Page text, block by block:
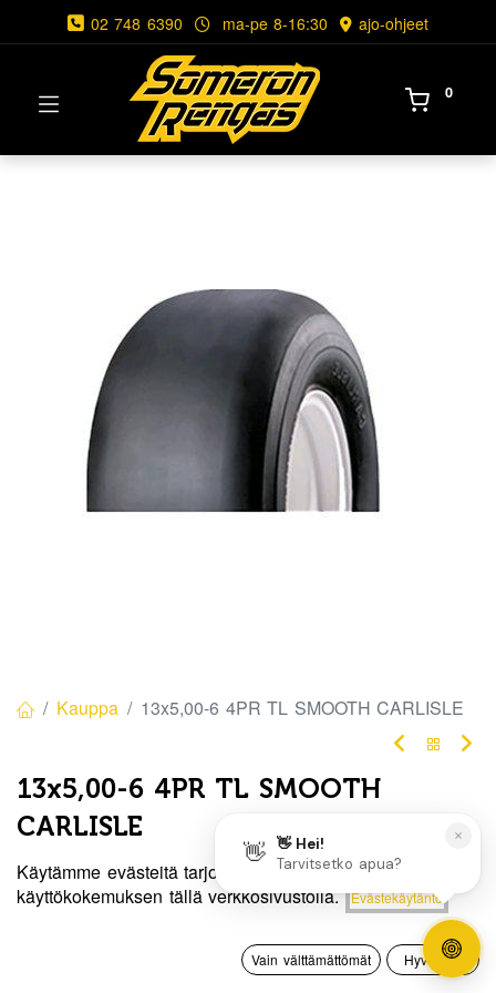
Hinta:
Lisää ostoskoriin
0
Toivelista Tili
02 748 6390 ma-pe 8-16:30 ajo-ohjeet
0
Kauppa 13x5,00-6 4PR TL SMOOTH CARLISLE
13x5,00-6 4PR TL SMOOTH
CARLISLE
Tuotekoodi: 56001
52,50€ / kpl
Käytämme evästeitä tarjotaksemme sinulle paremman
käyttökokemuksen tällä verkkosivustolla.
Evästekäytäntö
Vain välttämättömät Hyväksyn